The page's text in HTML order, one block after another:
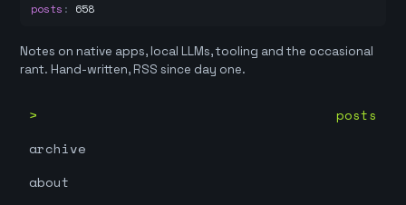
posts : 658
Notes on native apps, local LLMs, tooling and the occasional
rant. Hand-written, RSS since day one.
posts
archive
about